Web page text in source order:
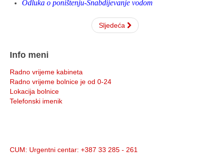
Odluka o poništenju-Snabdijevanje vodom
Sljedeća
Info meni
Radno vrijeme kabineta
Radno vrijeme bolnice je od 0-24
Lokacija bolnice
Telefonski imenik
CUM: Urgentni centar: +387 33 285 - 261